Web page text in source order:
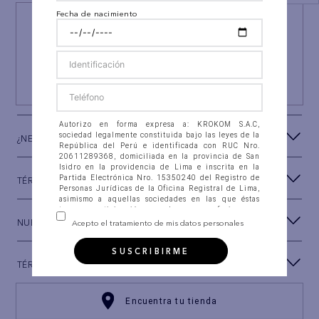
Y RECIBE UN REGALO ESPECIAL
SUSCRIBIRSE
¿NECESITAS AYUDA?
TÉRMINOS Y CONDICIONES
NUESTRA MARCA
TÉRMINOS LEGALES
Encuentra tu tienda
Fecha de nacimiento
Autorizo en forma expresa a: KROKOM S.A.C,
sociedad legalmente constituida bajo las leyes de la
República del Perú e identificada con RUC Nro.
20611289368, domiciliada en la provincia de San
Isidro en la providencia de Lima e inscrita en la
Partida Electrónica Nro. 15350240 del Registro de
Personas Jurídicas de la Oficina Registral de Lima,
asimismo a aquellas sociedades en las que éstas
tengan participación, con las que se fusionen o
integren (en adelante “la Compañía”), para que
automatizados, así como en ficheros físicos, accedan,
intercambien, consulten, soliciten, suministren,
reporten, divulguen, transfieran, transmitan,
personales que estoy suministrando a la Compañía
para las siguientes FINALIDADES: (i) Establecer
canales de comunicación con el Titular de los datos
Acepto el tratamiento de mis datos personales
SUSCRIBIRME